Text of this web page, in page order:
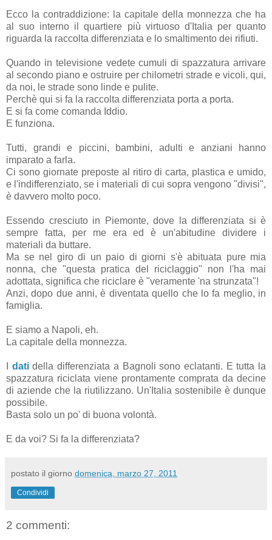
Ecco la contraddizione: la capitale della monnezza che ha
al suo interno il quartiere più virtuoso d'Italia per quanto
riguarda la raccolta differenziata e lo smaltimento dei rifiuti.
Quando in televisione vedete cumuli di spazzatura arrivare
al secondo piano e ostruire per chilometri strade e vicoli, qui,
da noi, le strade sono linde e pulite.
Perchè qui si fa la raccolta differenziata porta a porta.
E si fa come comanda Iddio.
E funziona.
Tutti, grandi e piccini, bambini, adulti e anziani hanno
imparato a farla.
Ci sono giornate preposte al ritiro di carta, plastica e umido,
e l'indifferenziato, se i materiali di cui sopra vengono "divisi",
è davvero molto poco.
Essendo cresciuto in Piemonte, dove la differenziata si è
sempre fatta, per me era ed è un'abitudine dividere i
materiali da buttare.
Ma se nel giro di un paio di giorni s'è abituata pure mia
nonna, che "questa pratica del riciclaggio" non l'ha mai
adottata, significa che riciclare è "veramente 'na strunzata"!
Anzi, dopo due anni, è diventata quello che lo fa meglio, in
famiglia.
E siamo a Napoli, eh.
La capitale della monnezza.
dati della differenziata a Bagnoli sono eclatanti. E tutta la
spazzatura riciclata viene prontamente comprata da decine
di aziende che la riutilizzano. Un'Italia sostenibile è dunque
possibile.
Basta solo un po' di buona volontà.
E da voi? Si fa la differenziata?
postato il giorno domenica, marzo 27, 2011
Condividi
2 commenti: